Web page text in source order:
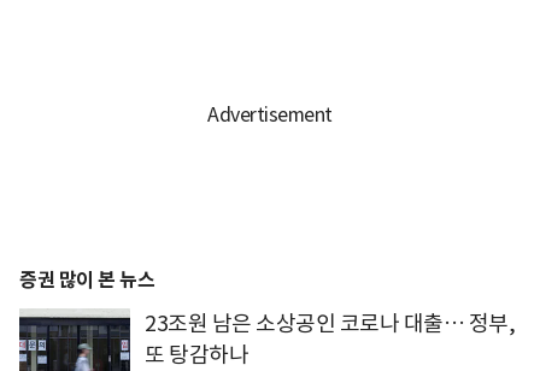
증권 많이 본 뉴스
23조원 남은 소상공인 코로나 대출… 정부,
또 탕감하나